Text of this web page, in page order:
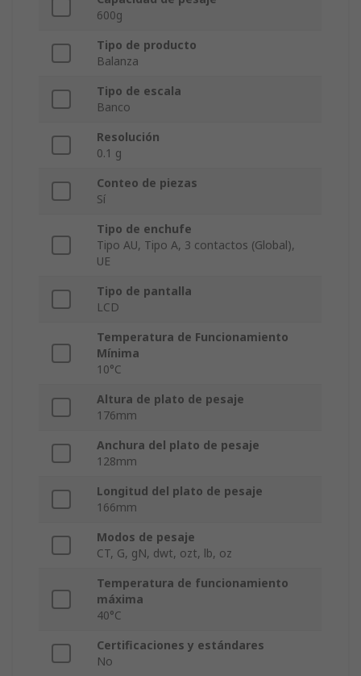
600g
Tipo de producto
Balanza
Tipo de escala
Banco
Resolución
0.1 g
Conteo de piezas
Sí
Tipo de enchufe
Tipo AU, Tipo A, 3 contactos (Global),
UE
Tipo de pantalla
LCD
Temperatura de Funcionamiento
Mínima
10°C
Altura de plato de pesaje
176mm
Anchura del plato de pesaje
128mm
Longitud del plato de pesaje
166mm
Modos de pesaje
CT, G, gN, dwt, ozt, lb, oz
Temperatura de funcionamiento
máxima
40°C
Certificaciones y estándares
No